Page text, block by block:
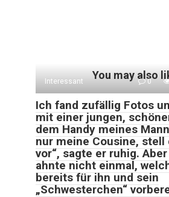
You may also
Interessant 0
Ich fand zufällig Fotos
mit einer jungen,
dem Handy meines
nur meine Cousine,
vor“, sagte er ruhig.
ahnte nicht einmal,
bereits für ihn und sein
„Schwesterchen“